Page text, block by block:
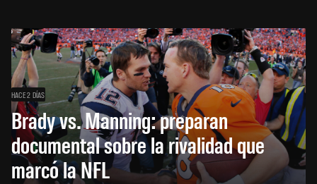
HACE 2 DÍAS
Brady vs. Manning: preparan
documental sobre la rivalidad que
marcó la NFL